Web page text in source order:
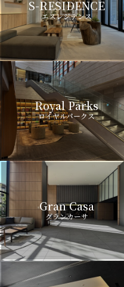
S-RESIDENCE
エスレジデンス
Royal Parks
ロイヤルパークス
Gran Casa
グランカーサ